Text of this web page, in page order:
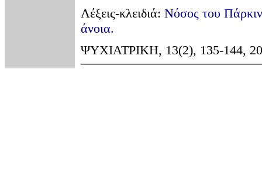
Λέξεις-κλειδιά: Νόσος του
άνοια.
ΨΥΧΙΑΤΡΙΚΗ, 13(2), 135-144,